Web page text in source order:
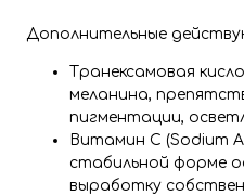
Дополнительные
Транексамовая
меланина,
пигментации,
Витамин С (Sodium
стабильной форме
выработку